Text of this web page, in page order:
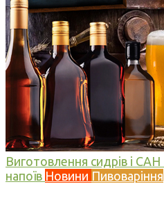
Виготовлення сидрів і САН
напоїв Новини Пивоваріння